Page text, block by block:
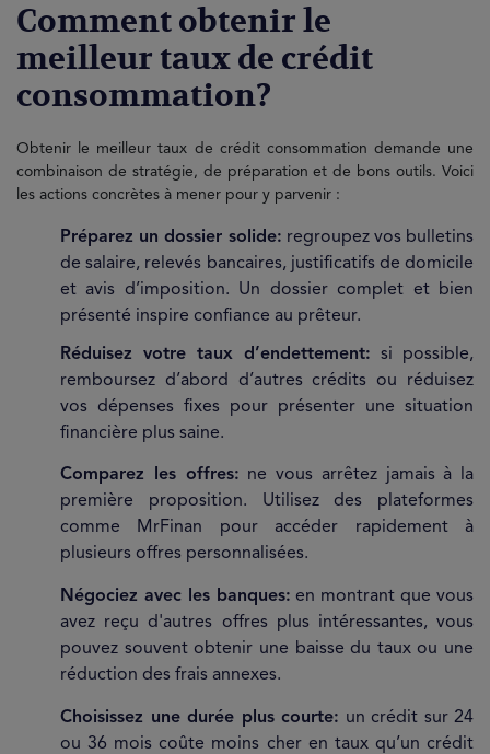
Comment obtenir le
meilleur taux de crédit
consommation?
Obtenir le meilleur taux de crédit consommation demande une
combinaison de stratégie, de préparation et de bons outils. Voici
les actions concrètes à mener pour y parvenir :
Préparez un dossier solide: regroupez vos bulletins
de salaire, relevés bancaires, justificatifs de domicile
et avis d’imposition. Un dossier complet et bien
présenté inspire confiance au prêteur.
Réduisez votre taux d’endettement: si possible,
remboursez d’abord d’autres crédits ou réduisez
vos dépenses fixes pour présenter une situation
financière plus saine.
Comparez les offres: ne vous arrêtez jamais à la
première proposition. Utilisez des plateformes
comme MrFinan pour accéder rapidement à
plusieurs offres personnalisées.
Négociez avec les banques: en montrant que vous
avez reçu d'autres offres plus intéressantes, vous
pouvez souvent obtenir une baisse du taux ou une
réduction des frais annexes.
Choisissez une durée plus courte: un crédit sur 24
ou 36 mois coûte moins cher en taux qu’un crédit